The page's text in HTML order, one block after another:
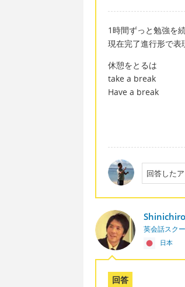
1時間ずっと勉強を
現在完了進行形で表
休憩をとるは
take a break
Have a break
回答した
英会話スク
日本
回答